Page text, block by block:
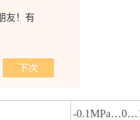
友！有
-